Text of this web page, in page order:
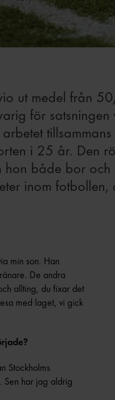
ut medel från
för
i 25 år. Den
både bor
inom
min son. Han
De andra
allting, du fixar det
med laget, vi gick
Stockholms
Sen har jag aldrig